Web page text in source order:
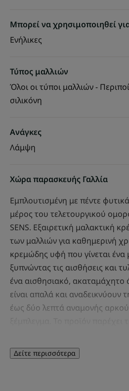
Μπορεί να χρησιμοποιηθεί
Ενήλικες
Τύπος μαλλιών
Όλοι οι τύποι μαλλιών -
σιλικόνη
Ανάγκες
Λάμψη
Χώρα παρασκευής Γαλλία
Εμπλουτισμένη με πέντε
μέρος του τελετουργικού
SENS. Εξαιρετική μαλακτική
των μαλλιών για καθημερινή
κρεμώδης υφή που γίνεται ένα
ξυπνώντας τις αισθήσεις και
ένα αισθησιακό, ακαταμάχητο
είναι απαλά και αναδεικνύουν
έως δύο λεπτά αναμονής
μεταμορφώνονται : γίνονται
ανάλαφρα και λαμπερά. Για
Δείτε περισσότερα